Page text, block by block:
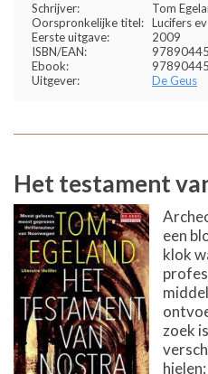
Schrijver:
Tom
Oorspronkelijke titel: Lucifers
Eerste uitgave:
2009
ISBN/EAN:
Ebook:
Uitgever:
De Geus
Het testament
een
klok
zoek